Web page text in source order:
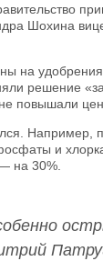
Шохина
на
решение
повышали
Например,
и
на 30%.